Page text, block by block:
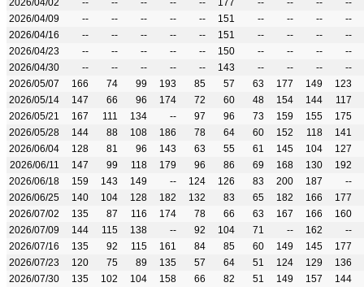
2026/04/02
-- -- -- -- -- 177 -- -- --
--
2026/04/09
-- -- -- -- -- 151 -- -- --
--
2026/04/16
-- -- -- -- -- 151 -- -- --
--
2026/04/23
-- -- -- -- -- 150 -- -- --
--
2026/04/30
-- -- -- -- -- 143 -- -- --
--
2026/05/07
166 74 99 193 85 57 63 177 149
123
2026/05/14
147 66 96 174 72 60 48 154 144
117
2026/05/21
167 111 134 -- 97 96 73 159 155
175
2026/05/28
144 88 108 186 78 64 60 152 118
141
2026/06/04
128 81 96 143 63 55 61 145 104
127
2026/06/11
147 99 118 179 96 86 69 168 130
192
2026/06/18
159 143 149 -- 124 126 83 200 187
--
2026/06/25
140 104 128 182 132 83 65 182 166
177
2026/07/02
135 87 116 174 78 66 63 167 166
160
2026/07/09
144 115 138 -- 92 104 71 -- 162
--
2026/07/16
135 92 115 161 84 85 60 149 145
177
2026/07/23
120 75 89 135 57 64 51 124 129
136
2026/07/30
135 102 104 158 66 82 51 149 157 144